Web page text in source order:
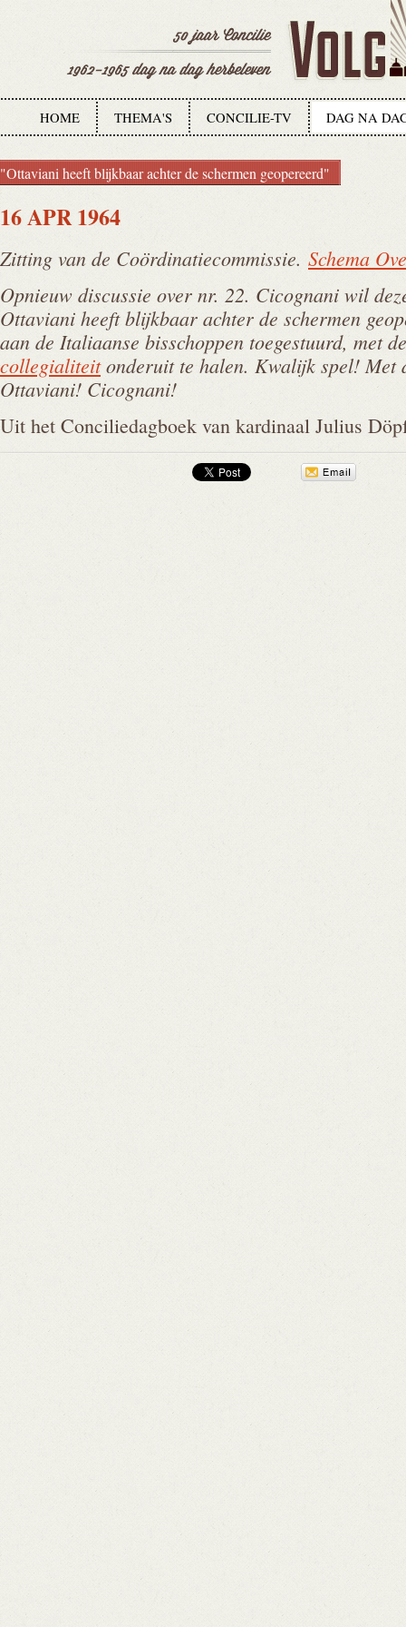
HOME THEMA'S CONCILIE-TV DAG NA
"Ottaviani heeft blijkbaar achter de schermen geopereerd"
16 APR 1964
Zitting van de Coördinatiecommissie. Schema
Opnieuw discussie over nr. 22. Cicognani wil
Ottaviani heeft blijkbaar achter de schermen
aan de Italiaanse bisschoppen toegestuurd, met
collegialiteitonderuit te halen. Kwalijk spel! Met
Ottaviani! Cicognani!
Uit het Conciliedagboek van kardinaal Julius